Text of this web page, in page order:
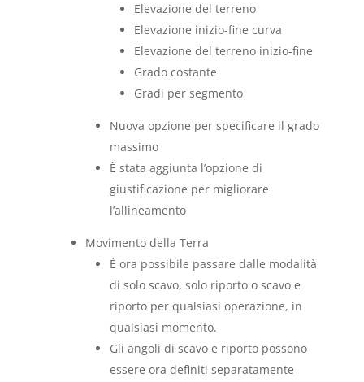
Elevazione del terreno
Elevazione inizio-fine curva
Elevazione del terreno inizio-fine
Grado costante
Gradi per segmento
Nuova opzione per specificare il grado
massimo
È stata aggiunta l’opzione di
giustificazione per migliorare
l’allineamento
Movimento della Terra
È ora possibile passare dalle modalità
di solo scavo, solo riporto o scavo e
riporto per qualsiasi operazione, in
qualsiasi momento.
Gli angoli di scavo e riporto possono
essere ora definiti separatamente